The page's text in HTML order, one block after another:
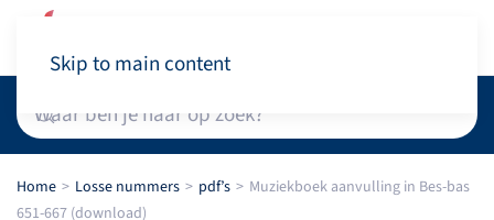
Skip to main content
Home Losse nummers pdf’s
Muziekboek aanvulling in Bes-bas
651-667 (download)